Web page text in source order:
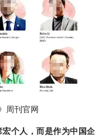
周刊官网
个人，而是作为中国企